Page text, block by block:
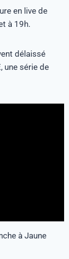
en live de
à 19h.
délaissé
une série de
à Jaune